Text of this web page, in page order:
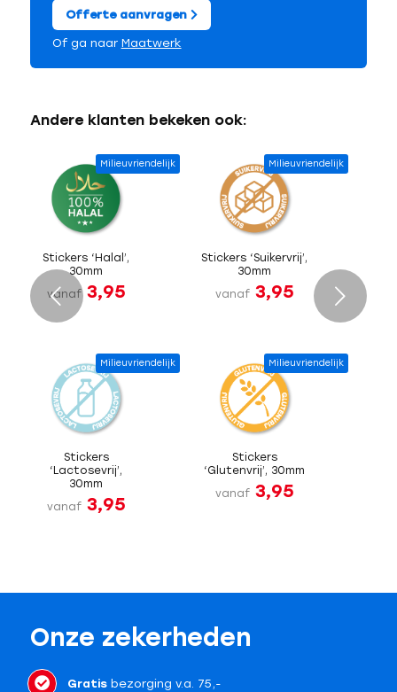
Offerte aanvragen
Of ga naar Maatwerk
Andere klanten bekeken ook:
Milieuvriendelijk
Stickers ‘Halal’,
30mm
vanaf 3,95
Milieuvriendelijk
Stickers ‘Suikervrij’,
30mm
vanaf 3,95
Milieuvriendelijk
Stickers
‘Lactosevrij’,
30mm
vanaf 3,95
Milieuvriendelijk
Stickers
‘Glutenvrij’, 30mm
vanaf 3,95
Volgende
Onze zekerheden
Gratisbezorging v.a. 75,-